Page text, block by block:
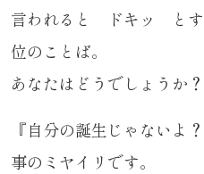
言われると ドキッ とす
位のことば。
あなたはどうでしょうか？
『自分の誕生じゃない
事のミヤイリです。